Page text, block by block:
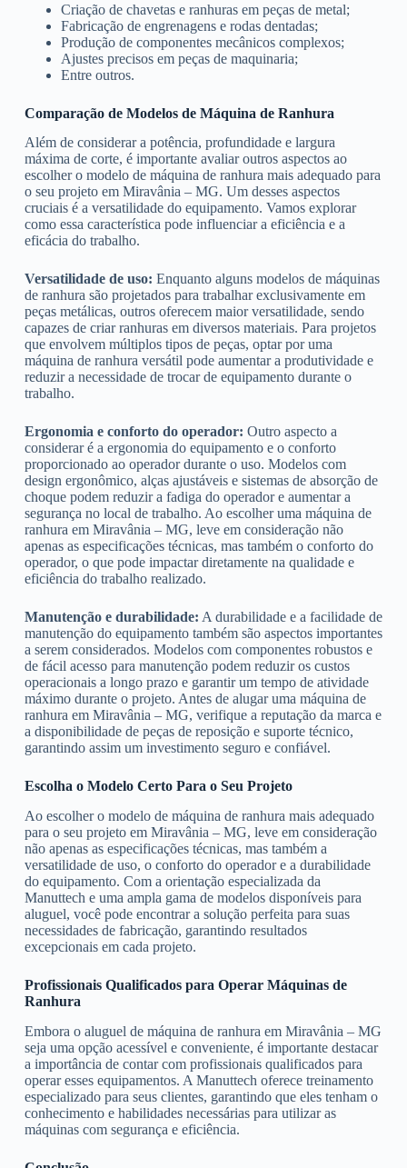
Criação de chavetas e ranhuras em peças de metal;
Fabricação de engrenagens e rodas dentadas;
Produção de componentes mecânicos complexos;
Ajustes precisos em peças de maquinaria;
Entre outros.
Comparação de Modelos de Máquina de Ranhura
Além de considerar a potência, profundidade e largura
máxima de corte, é importante avaliar outros aspectos ao
escolher o modelo de máquina de ranhura mais adequado para
o seu projeto em Miravânia – MG. Um desses aspectos
cruciais é a versatilidade do equipamento. Vamos explorar
como essa característica pode influenciar a eficiência e a
eficácia do trabalho.
Versatilidade de uso: Enquanto alguns modelos de máquinas
de ranhura são projetados para trabalhar exclusivamente em
peças metálicas, outros oferecem maior versatilidade, sendo
capazes de criar ranhuras em diversos materiais. Para projetos
que envolvem múltiplos tipos de peças, optar por uma
máquina de ranhura versátil pode aumentar a produtividade e
reduzir a necessidade de trocar de equipamento durante o
trabalho.
Ergonomia e conforto do operador: Outro aspecto a
considerar é a ergonomia do equipamento e o conforto
proporcionado ao operador durante o uso. Modelos com
design ergonômico, alças ajustáveis e sistemas de absorção de
choque podem reduzir a fadiga do operador e aumentar a
segurança no local de trabalho. Ao escolher uma máquina de
ranhura em Miravânia – MG, leve em consideração não
apenas as especificações técnicas, mas também o conforto do
operador, o que pode impactar diretamente na qualidade e
eficiência do trabalho realizado.
Manutenção e durabilidade: A durabilidade e a facilidade de
manutenção do equipamento também são aspectos importantes
a serem considerados. Modelos com componentes robustos e
de fácil acesso para manutenção podem reduzir os custos
operacionais a longo prazo e garantir um tempo de atividade
máximo durante o projeto. Antes de alugar uma máquina de
ranhura em Miravânia – MG, verifique a reputação da marca e
a disponibilidade de peças de reposição e suporte técnico,
garantindo assim um investimento seguro e confiável.
Escolha o Modelo Certo Para o Seu Projeto
Ao escolher o modelo de máquina de ranhura mais adequado
para o seu projeto em Miravânia – MG, leve em consideração
não apenas as especificações técnicas, mas também a
versatilidade de uso, o conforto do operador e a durabilidade
do equipamento. Com a orientação especializada da
Manuttech e uma ampla gama de modelos disponíveis para
aluguel, você pode encontrar a solução perfeita para suas
necessidades de fabricação, garantindo resultados
excepcionais em cada projeto.
Profissionais Qualificados para Operar Máquinas de
Ranhura
Embora o aluguel de máquina de ranhura em Miravânia – MG
seja uma opção acessível e conveniente, é importante destacar
a importância de contar com profissionais qualificados para
operar esses equipamentos. A Manuttech oferece treinamento
especializado para seus clientes, garantindo que eles tenham o
conhecimento e habilidades necessárias para utilizar as
máquinas com segurança e eficiência.